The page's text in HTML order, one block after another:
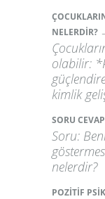
NELERDİR? -
olabilir:
kimlik
SORU
Soru:
nelerdir?
POZİTİF